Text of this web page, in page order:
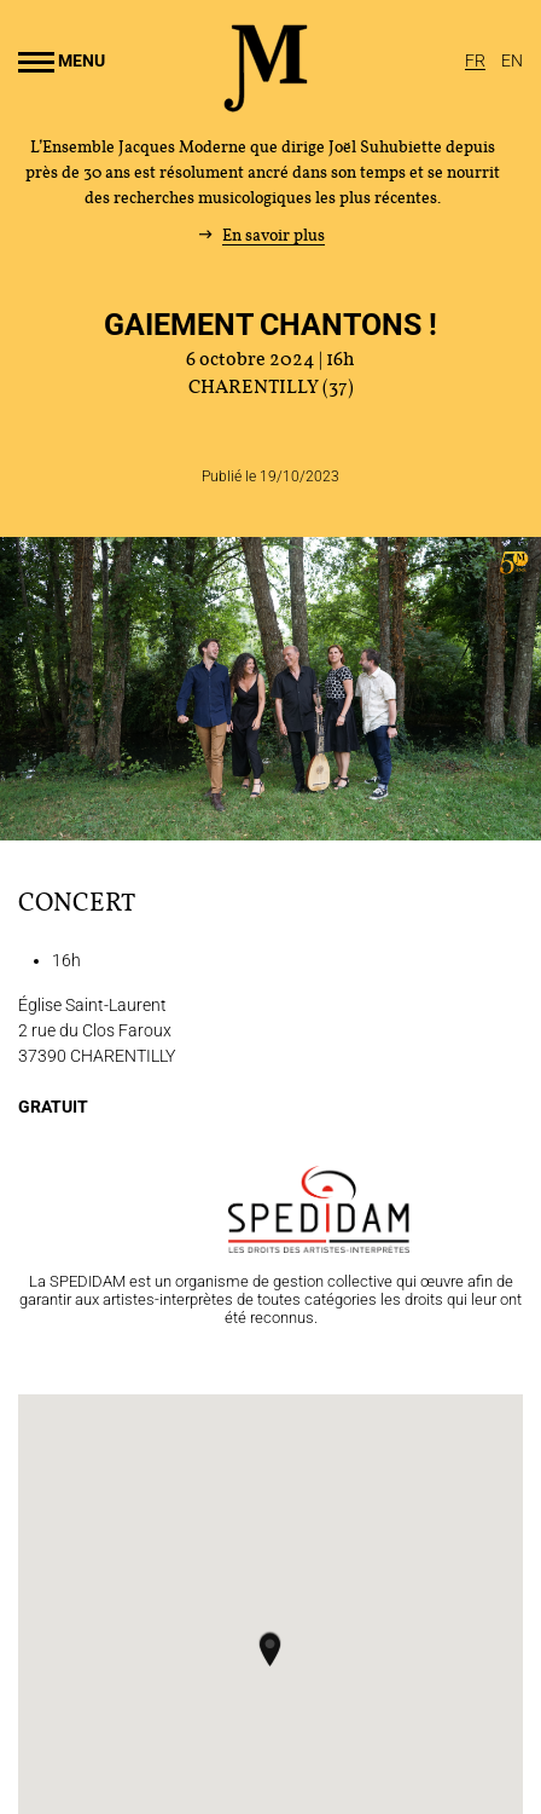
MENU FR EN
L'ENSEMBLE JACQUES MODERNE
JOËL SUHUBIETTE
AGENDA
PROGRAMMES
MÉDIATION CULTURELLE
L’Ensemble Jacques Moderne que dirige Joël Suhubiette depuis
près de 30 ans est résolument ancré dans son temps et se nourrit
des recherches musicologiques les plus récentes.
En savoir plus
GAIEMENT CHANTONS !
6 octobre 2024 | 16h
CHARENTILLY (37)
Publié le 19/10/2023
CONCERT
16h
Église Saint-Laurent
2 rue du Clos Faroux
37390 CHARENTILLY
GRATUIT
La SPEDIDAM est un organisme de gestion collective qui œuvre afin de
garantir aux artistes-interprètes de toutes catégories les droits qui leur ont
été reconnus.